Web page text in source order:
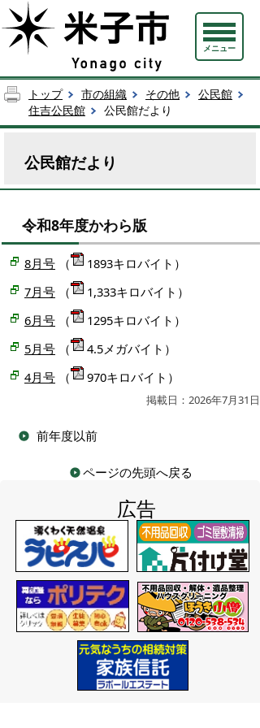
メニュー
トップ 市の組織 その他
公民館
住吉公民館
公民館だより
公民館だより
令和8年度かわら版
8月号 （
1893キロバイト）
7月号 （
1,333キロバイト）
6月号 （
1295キロバイト）
5月号 （
4.5メガバイト）
4月号 （ 970キロバイト）
掲載日：2026年7月31日
前年度以前
ページの先頭へ戻る
広告